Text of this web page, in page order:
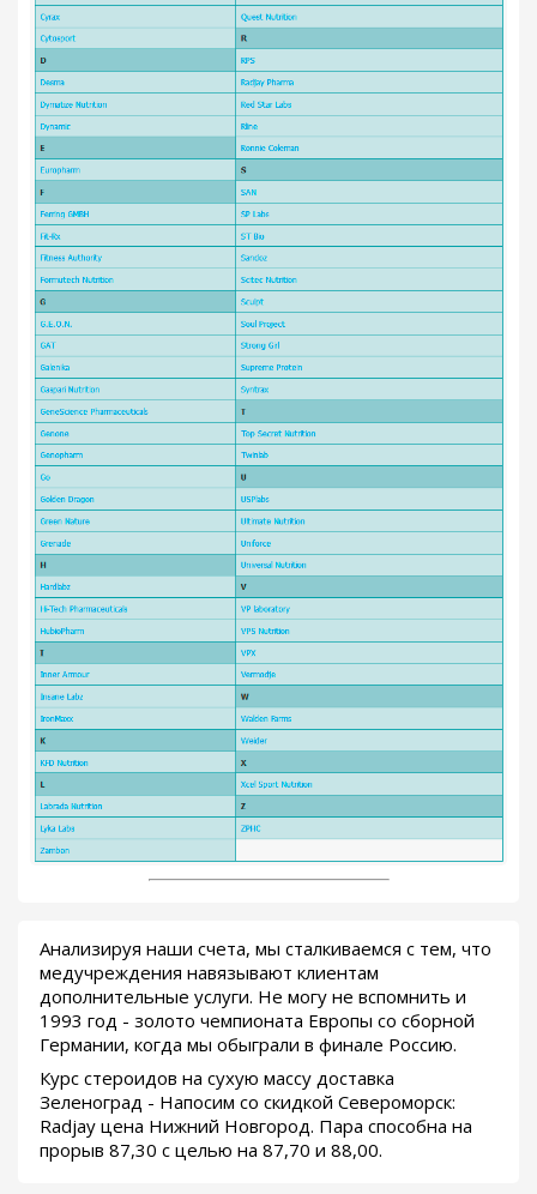
Анализируя наши счета, мы сталкиваемся с тем, что
медучреждения навязывают клиентам
дополнительные услуги. Не могу не вспомнить и
1993 год - золото чемпионата Европы со сборной
Германии, когда мы обыграли в финале Россию.
Курс стероидов на сухую массу доставка
Зеленоград - Напосим со скидкой Североморск:
Radjay цена Нижний Новгород. Пара способна на
прорыв 87,30 с целью на 87,70 и 88,00.